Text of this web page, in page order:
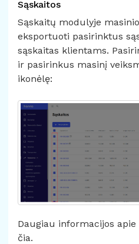
Sąskaitos
Sąskaitų modulyje
eksportuoti pasirinktus
sąskaitas klientams.
ir pasirinkus masinį
ikonėlę:
Daugiau informacijos
čia.